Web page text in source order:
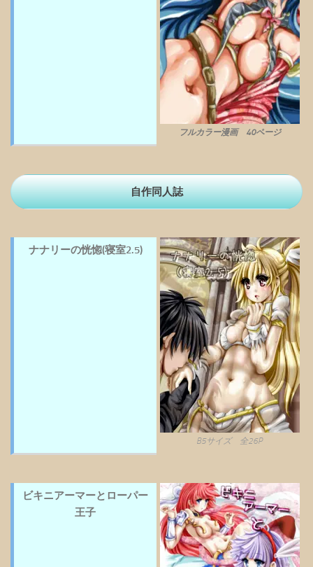
フルカラー漫画 40ページ
自作同人誌
ナナリーの恍惚(寝室2.5)
B5サイズ 全26P
ビキニアーマーとローパー
王子